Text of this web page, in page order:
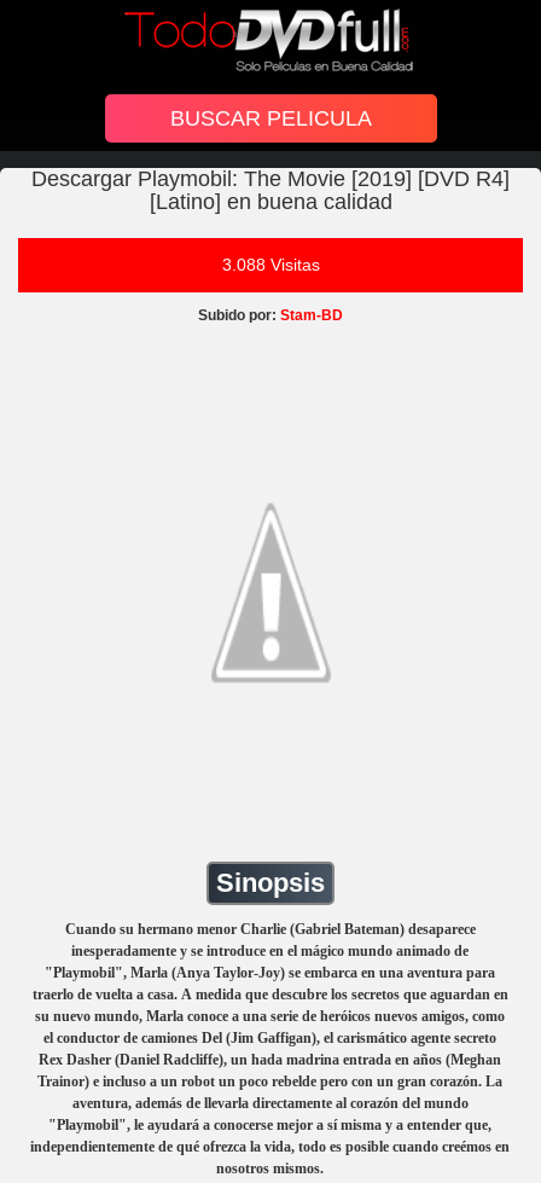
Descargar Playmobil: The Movie [2019] [DVD R4]
[Latino] en buena calidad
3.088 Visitas
Subido por: Stam-BD
Sinopsis
Cuando su hermano menor Charlie (Gabriel Bateman) desaparece
inesperadamente y se introduce en el mágico mundo animado de
"Playmobil", Marla (Anya Taylor-Joy) se embarca en una aventura para
traerlo de vuelta a casa. A medida que descubre los secretos que aguardan en
su nuevo mundo, Marla conoce a una serie de heróicos nuevos amigos, como
el conductor de camiones Del (Jim Gaffigan), el carismático agente secreto
Rex Dasher (Daniel Radcliffe), un hada madrina entrada en años (Meghan
Trainor) e incluso a un robot un poco rebelde pero con un gran corazón. La
aventura, además de llevarla directamente al corazón del mundo
"Playmobil", le ayudará a conocerse mejor a sí misma y a entender que,
independientemente de qué ofrezca la vida, todo es posible cuando creémos en
nosotros mismos.